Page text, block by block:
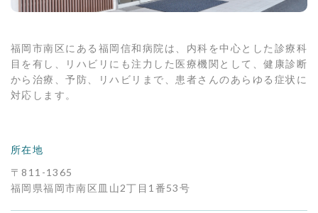
福岡市南区にある福岡信和病院は、内科を中心とした診療科
目を有し、リハビリにも注力した医療機関として、健康診断
から治療、予防、リハビリまで、患者さんのあらゆる症状に
対応します。
所在地
〒811-1365
福岡県福岡市南区皿山2丁目1番53号